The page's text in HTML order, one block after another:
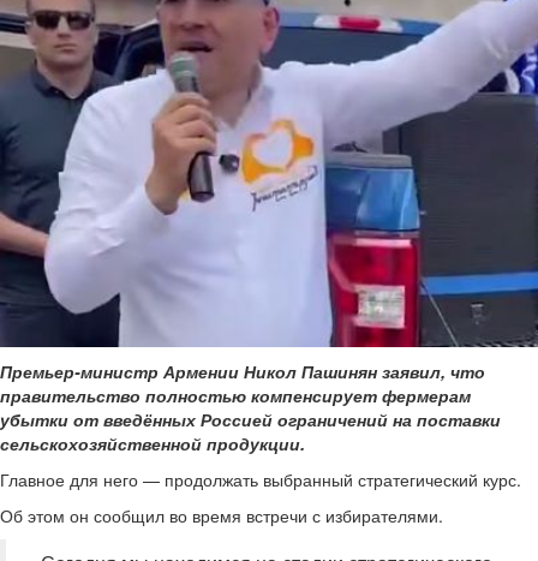
Премьер-министр Армении Никол Пашинян заявил, что
правительство полностью компенсирует фермерам
убытки от введённых Россией ограничений на поставки
сельскохозяйственной продукции.
Главное для него — продолжать выбранный стратегический курс.
Об этом он сообщил во время встречи с избирателями.